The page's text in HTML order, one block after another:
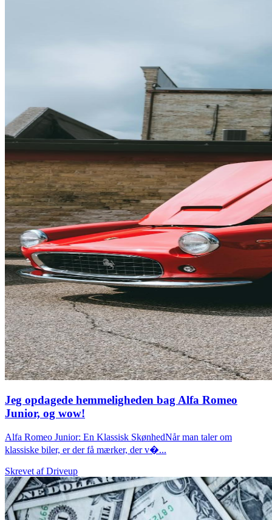
Jeg opdagede hemmeligheden bag Alfa Romeo
Junior, og wow!
Alfa Romeo Junior: En Klassisk SkønhedNår man taler om
klassiske biler, er der få mærker, der v�...
Skrevet afDriveup